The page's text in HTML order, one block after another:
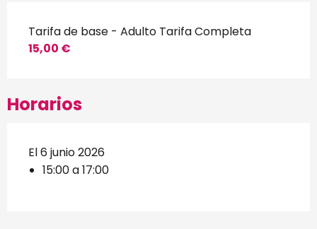
Tarifa de base - Adulto Tarifa Completa
15,00 €
Horarios
El 6 junio 2026
15:00 a 17:00